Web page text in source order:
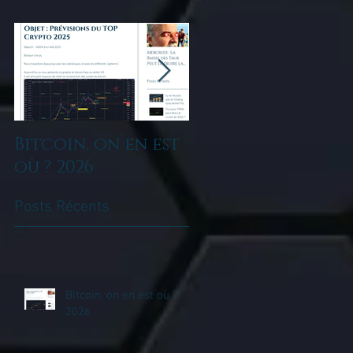
Bitcoin, on en est
où ? 2026
Posts Récents
Bitcoin, on en est où ?
2026